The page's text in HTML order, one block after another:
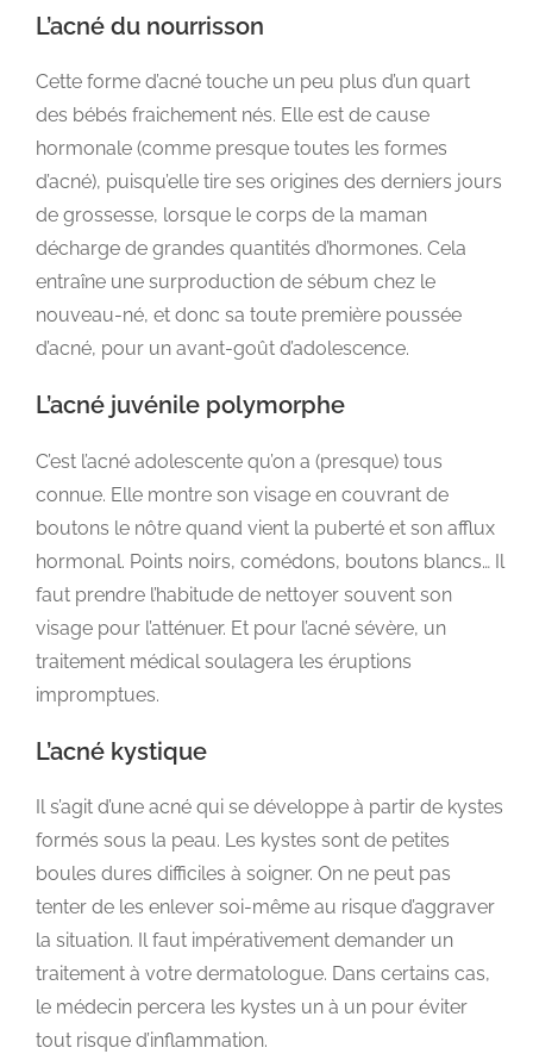
L’acné du nourrisson
Cette forme d’acné touche un peu plus d’un quart
des bébés fraichement nés. Elle est de cause
hormonale (comme presque toutes les formes
d’acné), puisqu’elle tire ses origines des derniers jours
de grossesse, lorsque le corps de la maman
décharge de grandes quantités d’hormones. Cela
entraîne une surproduction de sébum chez le
nouveau-né, et donc sa toute première poussée
d’acné, pour un avant-goût d’adolescence.
L’acné juvénile polymorphe
C’est l’acné adolescente qu’on a (presque) tous
connue. Elle montre son visage en couvrant de
boutons le nôtre quand vient la puberté et son afflux
hormonal. Points noirs, comédons, boutons blancs… Il
faut prendre l’habitude de nettoyer souvent son
visage pour l’atténuer. Et pour l’acné sévère, un
traitement médical soulagera les éruptions
impromptues.
L’acné kystique
Il s’agit d’une acné qui se développe à partir de kystes
formés sous la peau. Les kystes sont de petites
boules dures difficiles à soigner. On ne peut pas
tenter de les enlever soi-même au risque d’aggraver
la situation. Il faut impérativement demander un
traitement à votre dermatologue. Dans certains cas,
le médecin percera les kystes un à un pour éviter
tout risque d’inflammation.